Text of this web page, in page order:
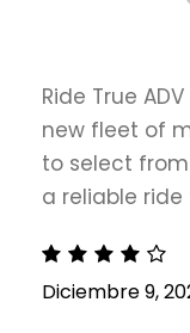
Ride True
new fleet of
to select
a reliable
Diciembre 9,